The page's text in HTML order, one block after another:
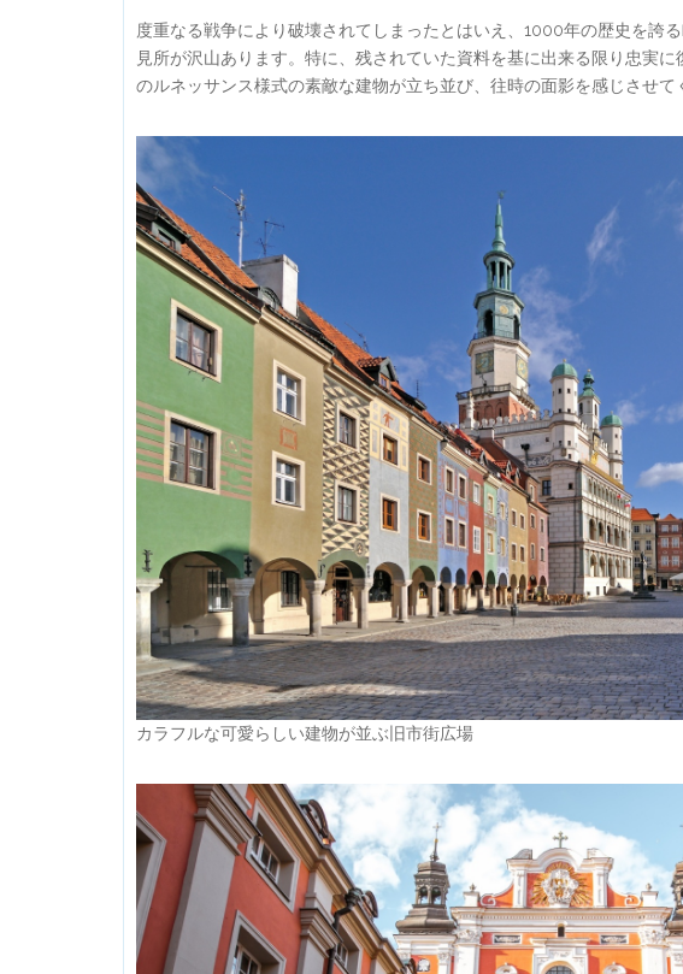
度重なる戦争により破壊されてしまったとはいえ、1000年の歴史を誇
見所が沢山あります。特に、残されていた資料を基に出来る限り忠実
のルネッサンス様式の素敵な建物が立ち並び、往時の面影を感じさせて
カラフルな可愛らしい建物が並ぶ旧市街広場